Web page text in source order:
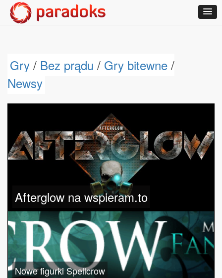
Gry / Bez prądu / Gry bitewne /
Newsy
Afterglow na wspieram.to
Nowe figurki Spellcrow